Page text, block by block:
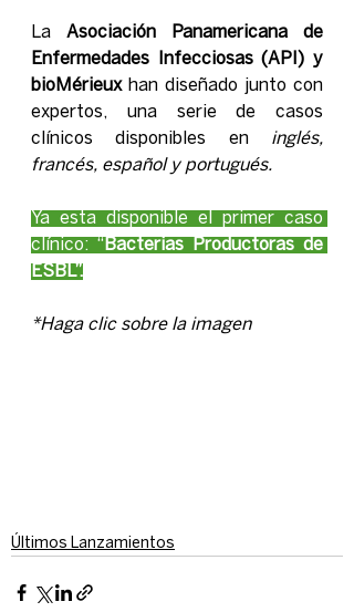
La Asociación Panamericana de
Enfermedades Infecciosas (API) y
bioMérieux han diseñado junto con
expertos, una serie de casos
clínicos disponibles en inglés,
francés, español y portugués.
Ya esta disponible el primer caso
clínico: “ Bacterias Productoras de
ESBL”.
*Haga clic sobre la imagen
Últimos Lanzamientos